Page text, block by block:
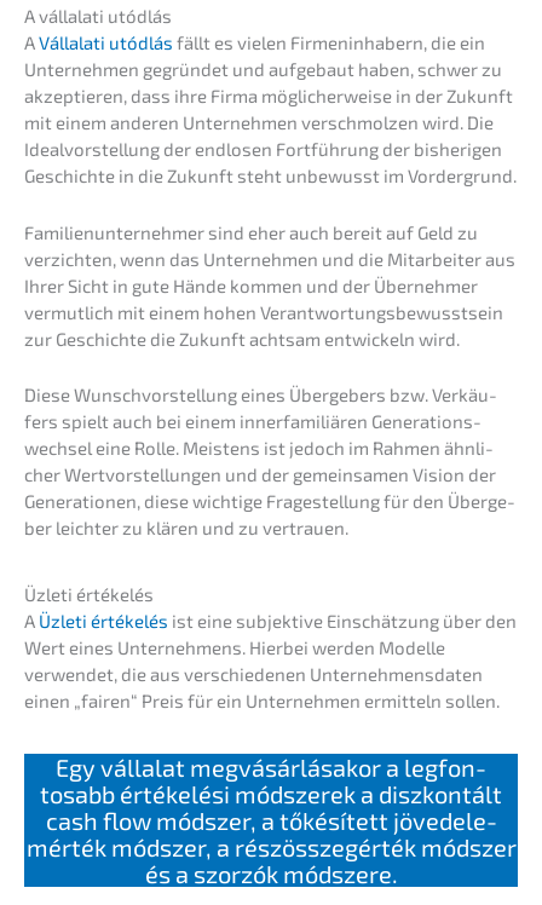
A vállala­ti utódlás
AVállala­ti utódlás fällt es vielen Firmen­in­ha­bern, die ein
Unter­neh­men gegrün­det und aufge­baut haben, schwer zu
akzep­tie­ren, dass ihre Firma mögli­cher­wei­se in der Zukunft
mit einem anderen Unter­neh­men verschmol­zen wird. Die
Ideal­vor­stel­lung der endlo­sen Fortfüh­rung der bishe­ri­gen
Geschich­te in die Zukunft steht unbewusst im Vordergrund.
Famili­en­un­ter­neh­mer sind eher auch bereit auf Geld zu
verzich­ten, wenn das Unter­neh­men und die Mitar­bei­ter aus
Ihrer Sicht in gute Hände kommen und der Überneh­mer
vermut­lich mit einem hohen Verant­wor­tungs­be­wusst­sein
zur Geschich­te die Zukunft achtsam entwi­ckeln wird.
Diese Wunsch­vor­stel­lung eines Überge­bers bzw. Verkäu­
fers spielt auch bei einem inner­fa­mi­liä­ren Generations­
wechsel eine Rolle. Meistens ist jedoch im Rahmen ähnli­
cher Wertvor­stel­lun­gen und der gemein­sa­men Vision der
Genera­tio­nen, diese wichti­ge Frage­stel­lung für den Überge­
ber leich­ter zu klären und zu vertrauen.
Üzleti értékelés
A Üzleti értékelés ist eine subjek­ti­ve Einschät­zung über den
Wert eines Unter­neh­mens. Hierbei werden Model­le
verwen­det, die aus verschie­de­nen Unter­neh­mens­da­ten
einen „fairen“ Preis für ein Unter­neh­men ermit­teln sollen.
Egy válla­lat megvá­sár­lá­sa­kor a legfon­
tosabb értékelé­si módsze­rek a diszkon­tált
cash flow módszer, a tőkésí­tett jövedele­
mérték módszer, a részöss­ze­gérték módszer
és a szorzók módszere.